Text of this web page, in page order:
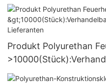
Produkt Polyurethan
StückUS.7 Lieferanten